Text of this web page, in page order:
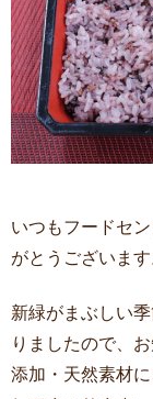
いつもフードセ
がとうございます
新緑がまぶしい
りましたので、
添加・天然素材